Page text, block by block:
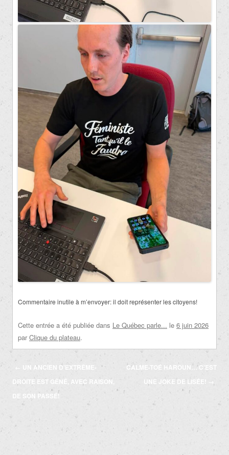
Commentaire inutile à m’envoyer: il doit représenter les citoyens!
Cette entrée a été publiée dans Le Québec parle... le 6 juin 2026
par Clique du plateau.
Navigation
des
articles
←
UN ANCIEN D’EXTRÊME-
DROITE EST GÊNÉ, AVEC RAISON,
DE SON PASSÉ!
CALME-TOÉ HAROUN… C’EST
UNE JOKE DE LISÉE!
→